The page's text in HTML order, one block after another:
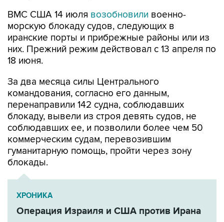
ВМС США 14 июля возобновили военно-
морскую блокаду судов, следующих в
иранские порты и прибрежные районы или из
них. Прежний режим действовал с 13 апреля по
18 июня.
За два месяца силы Центрального
командования, согласно его данным,
перенаправили 142 судна, соблюдавших
блокаду, вывели из строя девять судов, не
соблюдавших ее, и позволили более чем 50
коммерческим судам, перевозившим
гуманитарную помощь, пройти через зону
блокады.
ХРОНИКА
Операция Израиля и США против Ирана